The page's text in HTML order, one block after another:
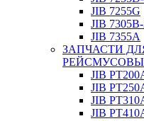
JIB 7255G
JIB
JIB 7355A
ЗАПЧАСТИ
JIB
JIB
JIB
JIB